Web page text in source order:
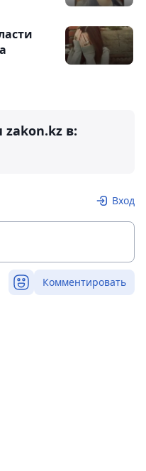
zakon.kz в:
Вход
Комментировать